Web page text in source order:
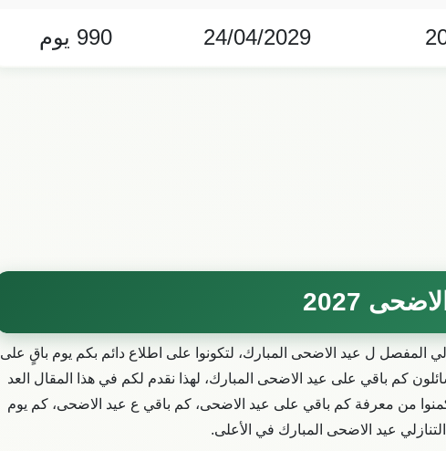
24/04/2029
990 يوم
2027
المفصل ل عيد الاضحى المبارك، لتكونوا على اطلاع دائم بكم يوم باقٍ على
كم باقي على عيد الاضحى المبارك، لهذا نقدم لكم في هذا المقال العد
من معرفة كم باقي على عيد الاضحى، كم باقي ع عيد الاضحى، كم يوم
عيد الاضحى المبارك في الأعلى.